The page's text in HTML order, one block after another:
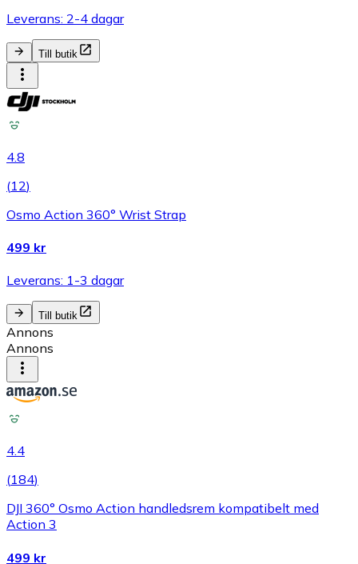
Leverans: 2-4 dagar
Till butik
4.8
(12)
Osmo Action 360° Wrist Strap
499 kr
Leverans: 1-3 dagar
Till butik
Annons
Annons
4.4
(184)
DJI 360° Osmo Action handledsrem kompatibelt med
Action 3
499 kr